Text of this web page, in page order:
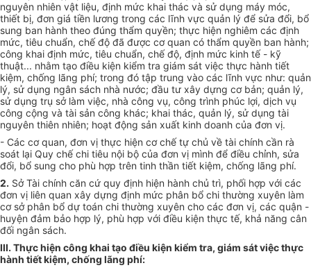
nguyên nhiên vật liệu, định mức khai thác và sử dụng máy móc,
thiết bị, đơn giá tiền lương trong các lĩnh vực quản lý để sửa đổi, bổ
sung ban hành theo đúng thẩm quyền; thực hiện nghiêm các định
mức, tiêu chuẩn, chế độ đã được cơ quan có thẩm quyền ban hành;
công khai định mức, tiêu chuẩn, chế độ, định mức kinh tế - kỹ
thuật... nhằm tạo điều kiện kiểm tra giám sát việc thực hành tiết
kiệm, chống lãng phí; trong đó tập trung vào các lĩnh vực như: quản
lý, sử dụng ngân sách nhà nước; đầu tư xây dựng cơ bản; quản lý,
sử dụng trụ sở làm việc, nhà công vụ, công trình phúc lợi, dịch vụ
công cộng và tài sản công khác; khai thác, quản lý, sử dụng tài
nguyên thiên nhiên; hoạt động sản xuất kinh doanh của đơn vị.
- Các cơ quan, đơn vị thực hiện cơ chế tự chủ về tài chính cần rà
soát lại Quy chế chi tiêu nội bộ của đơn vị mình để điều chỉnh, sửa
đổi, bổ sung cho phù hợp trên tinh thần tiết kiệm, chống lãng phí.
2. Sở Tài chính căn cứ quy định hiện hành chủ trì, phối hợp với các
đơn vị liên quan xây dựng định mức phân bổ chi thường xuyên làm
cơ sở phân bổ dự toán chi thường xuyên cho các đơn vị, các quận -
huyện đảm bảo hợp lý, phù hợp với điều kiện thực tế, khả năng cân
đối ngân sách.
III. Thực hiện công khai tạo điều kiện kiểm tra, giám sát việc thực
hành tiết kiệm, chống lãng phí: